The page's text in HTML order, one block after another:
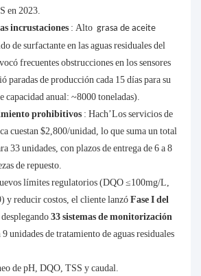
en 2023.
incrustaciones : Alto grasa de aceite
de surfactante en las aguas residuales del
frecuentes obstrucciones en los sensores
paradas de producción cada 15 días para su
capacidad anual: ~8000 toneladas).
prohibitivos : Hach’Los servicios de
cuestan $2,800/unidad, lo que suma un total
33 unidades, con plazos de entrega de 6 a 8
de repuesto.
límites regulatorios (DQO ≤100mg/L,
y reducir costos, el cliente lanzóFase I del
desplegando33 sistemas de monitorización
9 unidades de tratamiento de aguas residuales
de pH, DQO, TSS y caudal.